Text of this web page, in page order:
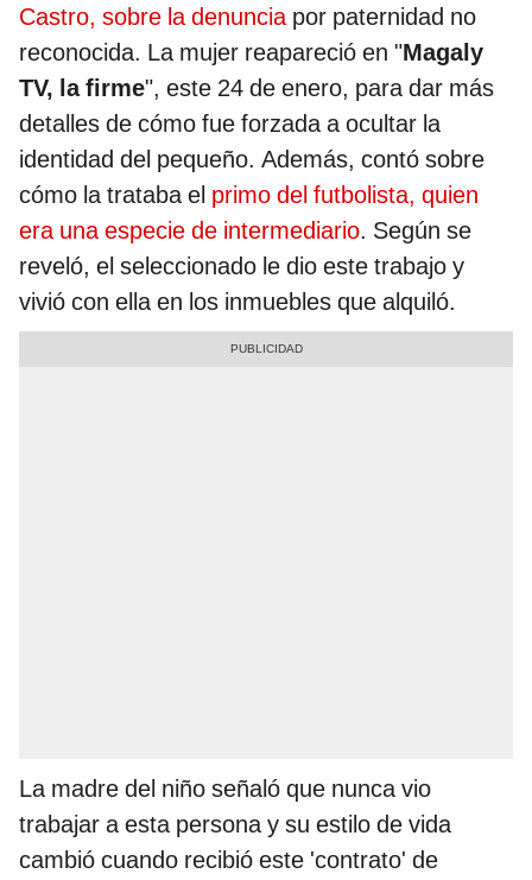
Castro, sobre la denuncia por paternidad no
reconocida. La mujer reapareció en "Magaly
TV, la firme", este 24 de enero, para dar más
detalles de cómo fue forzada a ocultar la
identidad del pequeño. Además, contó sobre
cómo la trataba el primo del futbolista, quien
era una especie de intermediario. Según se
reveló, el seleccionado le dio este trabajo y
vivió con ella en los inmuebles que alquiló.
La madre del niño señaló que nunca vio
trabajar a esta persona y su estilo de vida
cambió cuando recibió este 'contrato' de